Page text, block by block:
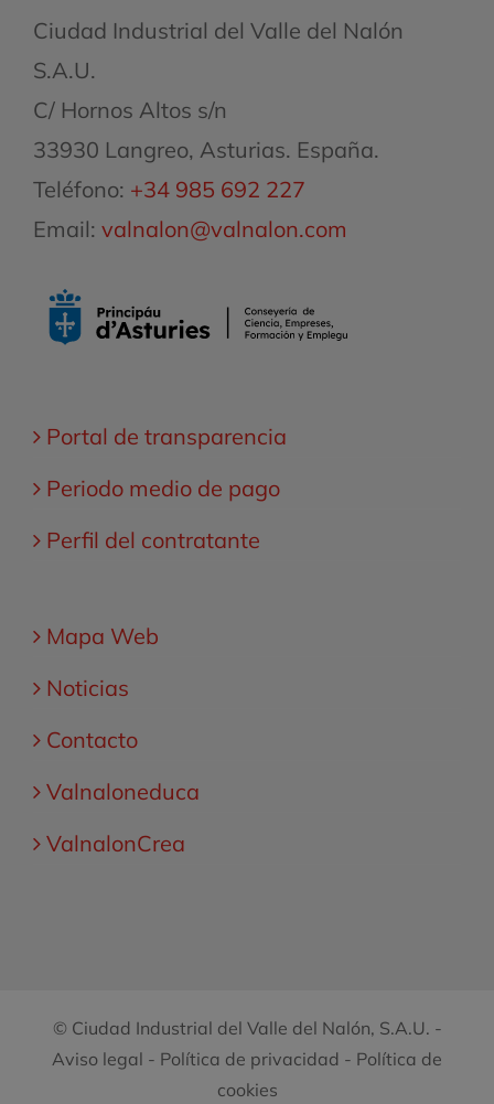
Ciudad Industrial del Valle del Nalón
S.A.U.
C/ Hornos Altos s/n
33930 Langreo, Asturias. España.
Teléfono: +34 985 692 227
Email: valnalon@valnalon.com
Portal de transparencia
Periodo medio de pago
Perfil del contratante
Mapa Web
Noticias
Contacto
Valnaloneduca
ValnalonCrea
© Ciudad Industrial del Valle del Nalón, S.A.U. -
Aviso legal - Política de privacidad - Política de
cookies